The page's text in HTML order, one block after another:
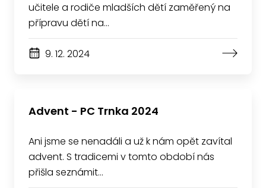
učitele a rodiče mladších dětí zaměřený na
přípravu dětí na…
9. 12. 2024
Advent - PC Trnka 2024
Ani jsme se nenadáli a už k nám opět zavítal
advent. S tradicemi v tomto období nás
přišla seznámit…